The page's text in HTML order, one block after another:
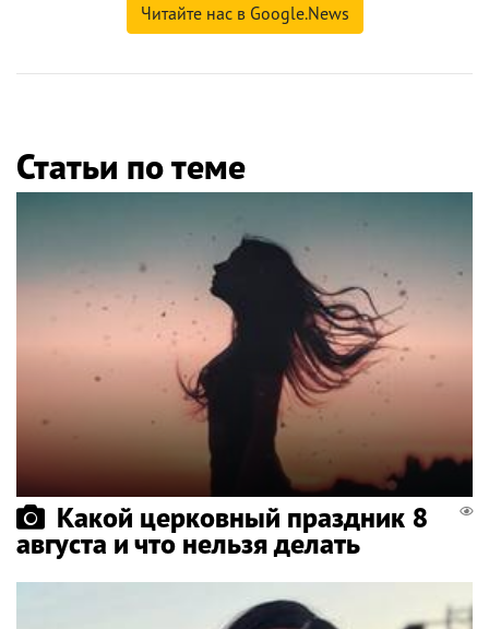
Читайте нас в Google.News
Статьи по теме
Какой церковный праздник 8
августа и что нельзя делать